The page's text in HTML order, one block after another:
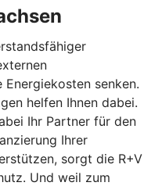
senken.
helfen Ihnen dabei.
Ihr Partner für den
Ihrer
sorgt die R+V
Und weil zum